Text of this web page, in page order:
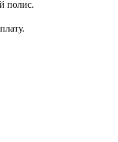
полис.